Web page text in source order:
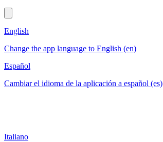
English
Change the app language to English (en)
Español
Cambiar el idioma de la aplicación a español (es)
Italiano